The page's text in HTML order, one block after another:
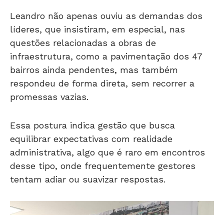
Leandro não apenas ouviu as demandas dos
líderes, que insistiram, em especial, nas
questões relacionadas a obras de
infraestrutura, como a pavimentação dos 47
bairros ainda pendentes, mas também
respondeu de forma direta, sem recorrer a
promessas vazias.
Essa postura indica gestão que busca
equilibrar expectativas com realidade
administrativa, algo que é raro em encontros
desse tipo, onde frequentemente gestores
tentam adiar ou suavizar respostas.